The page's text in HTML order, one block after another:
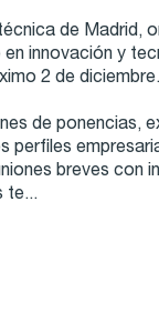
de Madrid,
innovación y
2 de diciembre.
de ponencias,
perfiles
breves con
te...